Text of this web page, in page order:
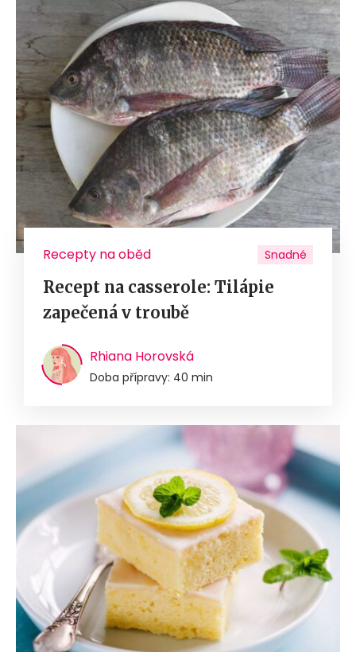
Recepty na oběd Snadné
Recept na casserole: Tilápie
zapečená v troubě
Rhiana Horovská
Doba přípravy: 40 min